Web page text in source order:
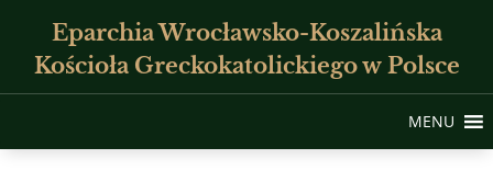
Eparchia Wrocławsko-Koszalińska
Kościoła Greckokatolickiego w Polsce
MENU